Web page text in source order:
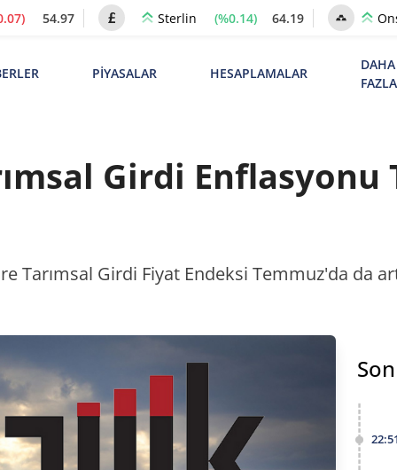
54.97 Sterlin (%0.14) 64.19
PİYASALAR HESAPLAMALAR
DAHA
FAZLA
Girdi Enflasyonu
Tarımsal Girdi Fiyat Endeksi Temmuz'da da
22:51